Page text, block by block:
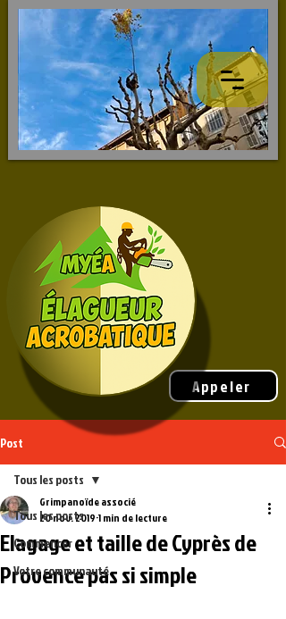
Appeler
Post
Tous les posts
Commencer
Votre communauté
Tous les posts
Elagage et taille de Cyprès de
Provence pas si simple
Grimpanoïde associé
20 nov. 2019 1 min de lecture